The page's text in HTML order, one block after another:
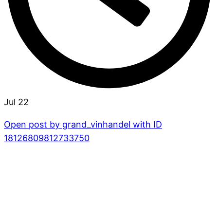
Jul 22
Open post by grand_vinhandel with ID
18126809812733750